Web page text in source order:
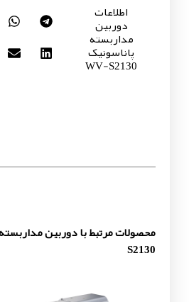
اطلاعات
دوربین
مداربسته
پاناسونیک
WV-S2130
S2130